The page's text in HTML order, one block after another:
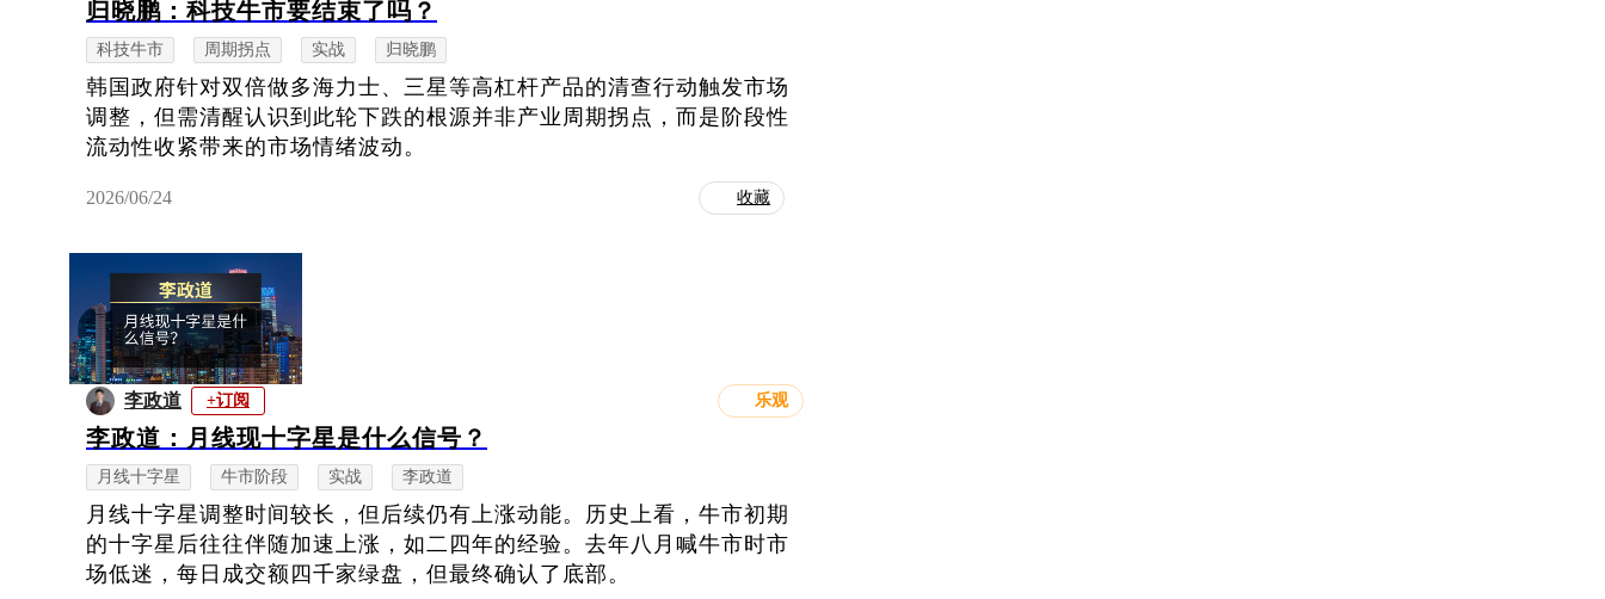
归晓鹏：科技牛市要结束了吗？
科技牛市 周期拐点 实战 归晓鹏
韩国政府针对双倍做多海力士、三星等高杠杆产品的清查行动触发市场
调整，但需清醒认识到此轮下跌的根源并非产业周期拐点，而是阶段性
流动性收紧带来的市场情绪波动。
2026/06/24 收藏
李政道 +订阅 乐观
李政道：月线现十字星是什么信号？
月线十字星 牛市阶段 实战 李政道
月线十字星调整时间较长，但后续仍有上涨动能。历史上看，牛市初期
的十字星后往往伴随加速上涨，如二四年的经验。去年八月喊牛市时市
场低迷，每日成交额四千家绿盘，但最终确认了底部。